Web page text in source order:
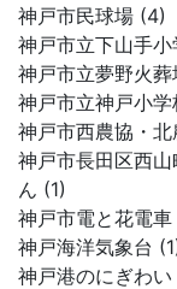
神戸市民球場 (4)
神戸市立下山手
神戸市立夢野火
神戸市立神戸小
神戸市西農協・北
神戸市長田区西
ん (1)
神戸市電と花電車
神戸海洋気象台
神戸港のにぎわい